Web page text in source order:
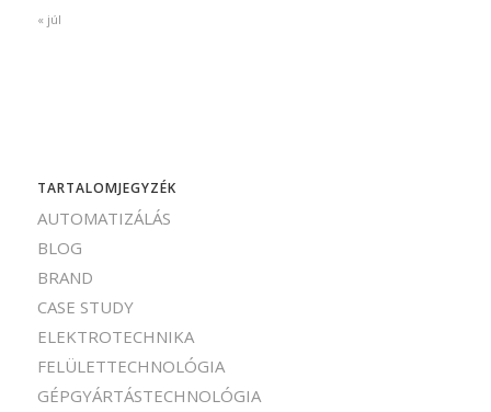
« júl
TARTALOMJEGYZÉK
AUTOMATIZÁLÁS
BLOG
BRAND
CASE STUDY
ELEKTROTECHNIKA
FELÜLETTECHNOLÓGIA
GÉPGYÁRTÁSTECHNOLÓGIA